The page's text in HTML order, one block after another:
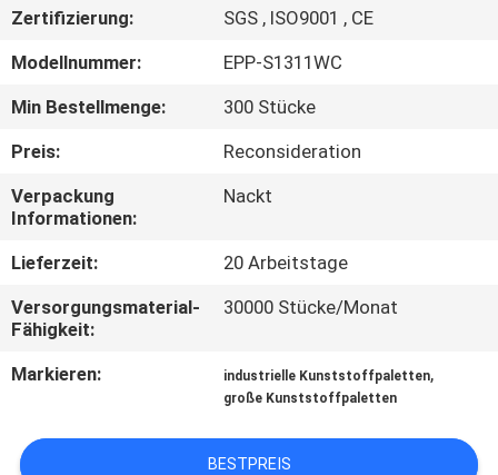
WERKSBESICHTIGUNG
QUALITÄTSKONTROLLE
KONTAKT
MIT
UNS
BITTE
UM
ANGEBOT
Zertifizierung:
SGS , ISO9001 , CE
Modellnummer:
EPP-S1311WC
Min Bestellmenge:
300 Stücke
Preis:
Reconsideration
Verpackung
Informationen:
Nackt
Lieferzeit:
20 Arbeitstage
Versorgungsmaterial-
Fähigkeit:
30000 Stücke/Monat
Markieren: industrielle Kunststoffpaletten,
große Kunststoffpaletten
BESTPREIS